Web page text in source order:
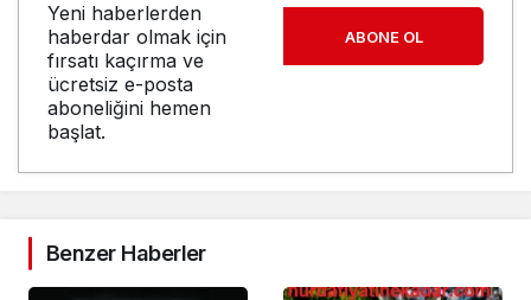
Yeni haberlerden
haberdar olmak için
fırsatı kaçırma ve
ücretsiz e-posta
aboneliğini hemen
başlat.
ABONE OL
Benzer Haberler